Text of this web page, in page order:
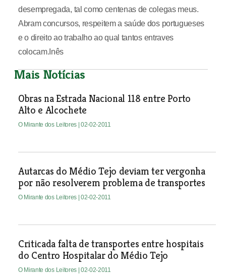
desempregada, tal como centenas de colegas meus.
Abram concursos, respeitem a saúde dos portugueses
e o direito ao trabalho ao qual tantos entraves
colocam.Inês
Mais Notícias
Obras na Estrada Nacional 118 entre Porto
Alto e Alcochete
O Mirante dos Leitores | 02-02-2011
Autarcas do Médio Tejo deviam ter vergonha
por não resolverem problema de transportes
O Mirante dos Leitores | 02-02-2011
Criticada falta de transportes entre hospitais
do Centro Hospitalar do Médio Tejo
O Mirante dos Leitores | 02-02-2011